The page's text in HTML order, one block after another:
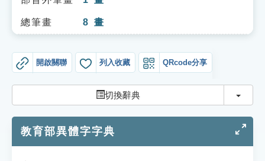
單字索引
貓頭鷹博士
總筆畫 8 畫
開啟關聯 列入收藏 QRcode分享
切換辭典 切換
教育部異體字字典